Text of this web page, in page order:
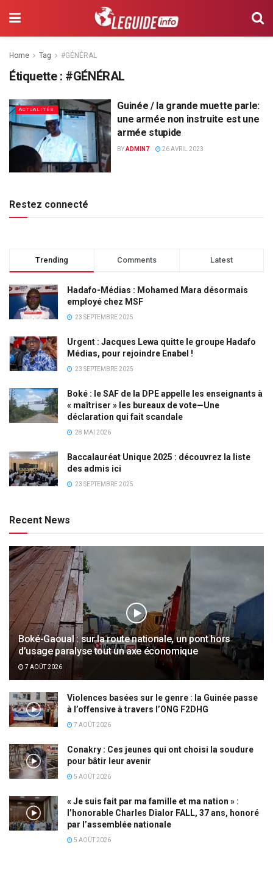
Home Tag #GÉNÉRAL
Étiquette : #GÉNÉRAL
ACTUALITÉS
Guinée / la grande muette parle:
une armée non instruite est une
armée stupide
BYADMIN7 26 AVRIL 2023
Restez connecté
Trending Comments Latest
Hadafo-Médias : Mohamed Mara désormais
employé chez MSF
23 SEPTEMBRE 2025
Urgent : Jacques Lewa quitte le groupe Hadafo
Médias, pour rejoindre Enabel !
23 SEPTEMBRE 2025
Boké : le SAF de la DPE appelle les enseignants à
« maîtriser » les bureaux de vote—Une
déclaration qui fait scandale
28 MAI 2026
Baccalauréat Unique 2025 : découvrez la liste
des admis ici
23 SEPTEMBRE 2025
Recent News
Boké-Gaoual : sur la route nationale, un pont hors
d’usage paralyse tout un axe économique
7 AOÛT 2026
Violences basées sur le genre : la Guinée passe
à l’offensive à travers l’ONG F2DHG
7 AOÛT 2026
Conakry : Ces jeunes qui ont choisi la soudure
pour bâtir leur avenir
5 AOÛT 2026
« Je suis fait par ma famille et ma nation » :
l’honorable Charles Dialor FALL, 37 ans, honoré
par l’assemblée nationale
5 AOÛT 2026